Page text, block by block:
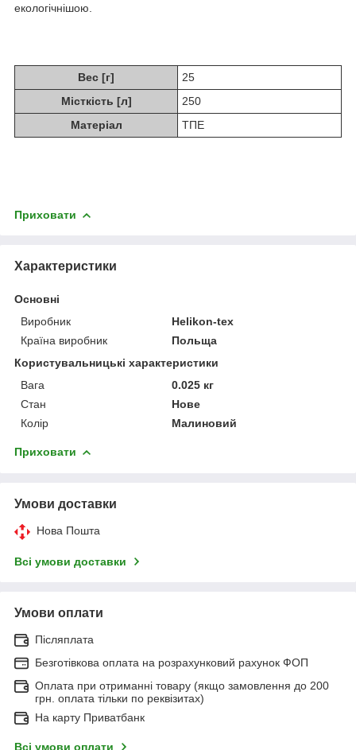
екологічнішою.
Вес [г]
25
Місткість [л]
250
Матеріал
ТПЕ
Приховати
Характеристики
Основні
Виробник
Helikon-tex
Країна виробник
Польща
Користувальницькі характеристики
Вага
0.025 кг
Стан
Нове
Колір
Малиновий
Приховати
Умови доставки
Нова Пошта
Всі умови доставки
Умови оплати
Післяплата
Безготівкова оплата на розрахунковий рахунок ФОП
Оплата при отриманні товару (якщо замовлення до 200
грн. оплата тільки по реквізитах)
На карту Приватбанк
Всі умови оплати